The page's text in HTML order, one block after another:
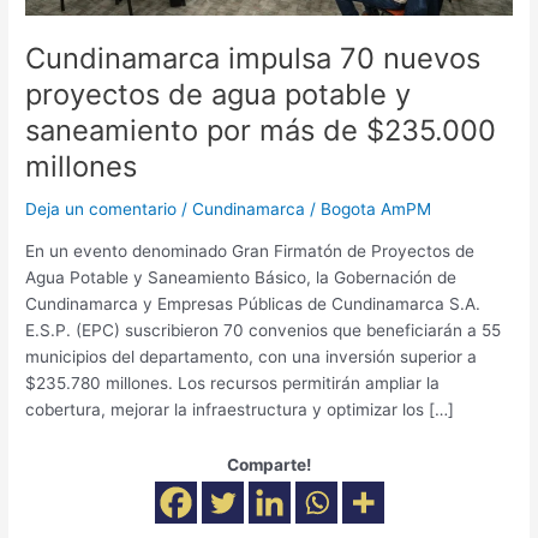
Cundinamarca impulsa 70 nuevos
proyectos de agua potable y
saneamiento por más de $235.000
millones
Deja un comentario /Cundinamarca / Bogota AmPM
En un evento denominado Gran Firmatón de Proyectos de
Agua Potable y Saneamiento Básico, la Gobernación de
Cundinamarca y Empresas Públicas de Cundinamarca S.A.
E.S.P. (EPC) suscribieron 70 convenios que beneficiarán a 55
municipios del departamento, con una inversión superior a
$235.780 millones. Los recursos permitirán ampliar la
cobertura, mejorar la infraestructura y optimizar los […]
Comparte!
saneamiento
por
más
de
$235.000
millones